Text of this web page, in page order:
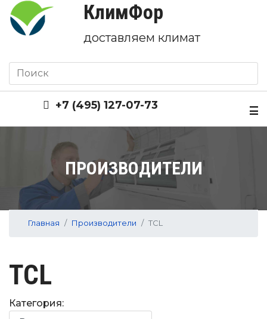
КлимФор
доставляем климат
+7 (495) 127-07-73
ПРОИЗВОДИТЕЛИ
Главная Производители TCL
TCL
Категория: